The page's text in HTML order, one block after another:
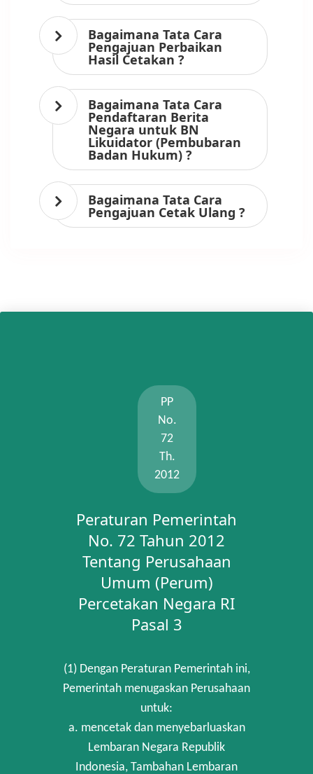
Bagaimana Tata Cara
Pengajuan Perbaikan
Hasil Cetakan ?
Bagaimana Tata Cara
Pendaftaran Berita
Negara untuk BN
Likuidator (Pembubaran
Badan Hukum) ?
Bagaimana Tata Cara
Pengajuan Cetak Ulang ?
PP
No.
72
Th.
2012
Peraturan Pemerintah
No. 72 Tahun 2012
Tentang Perusahaan
Umum (Perum)
Percetakan Negara RI
Pasal 3
(1) Dengan Peraturan Pemerintah ini,
Pemerintah menugaskan Perusahaan
untuk:
a. mencetak dan menyebarluaskan
Lembaran Negara Republik
Indonesia, Tambahan Lembaran